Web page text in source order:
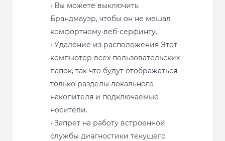
• Вы можете выключить
Брандмауэр, чтобы он не мешал
комфортному веб-серфингу.
• Удаление из расположения Этот
компьютер всех пользовательских
папок, так что будут отображаться
только разделы локального
накопителя и подключаемые
носители.
• Запрет на работу встроенной
службы диагностики текущего